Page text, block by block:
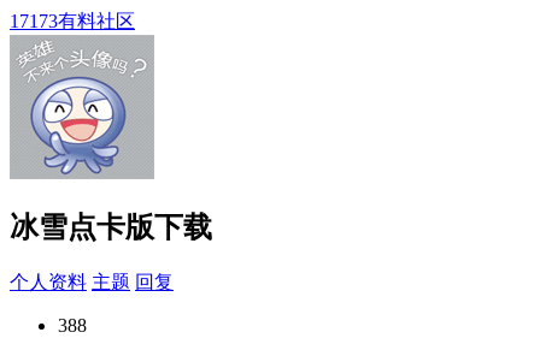
17173有料社区
冰雪点卡版下载
个人资料 主题 回复
388